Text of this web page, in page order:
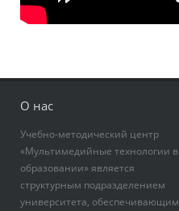
О нас
Учебно-методический центр
«Мультимедийные технологии в
образовании» является
структурным подразделением
университета, обеспечивающим